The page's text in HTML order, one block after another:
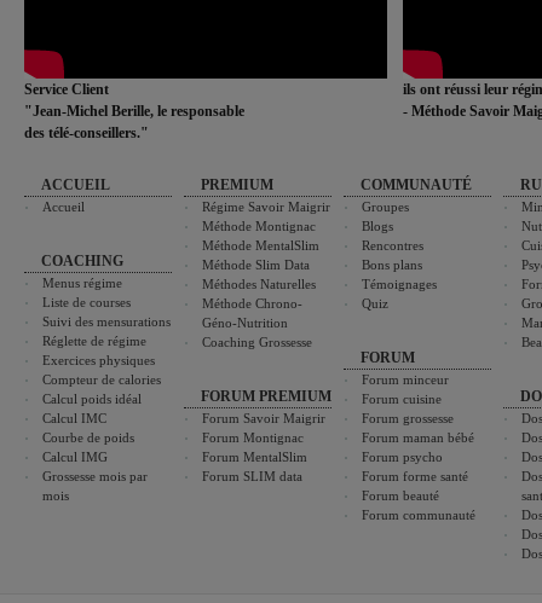
Service Client
"Jean-Michel Berille, le responsable
des télé-conseillers."
ils ont réussi leur
- Méthode Savoir
ACCUEIL
Accueil
COACHING
Menus régime
Liste de courses
Suivi des mensurations
Réglette de régime
Exercices physiques
Compteur de calories
Calcul poids idéal
Calcul IMC
Courbe de poids
Calcul IMG
Grossesse mois par
mois
PREMIUM
Régime Savoir Maigrir
Méthode Montignac
Méthode MentalSlim
Méthode Slim Data
Méthodes Naturelles
Méthode Chrono-
Géno-Nutrition
Coaching Grossesse
FORUM PREMIUM
Forum Savoir Maigrir
Forum Montignac
Forum MentalSlim
Forum SLIM data
COMMUNAUTÉ
Groupes
Blogs
Rencontres
Bons plans
Témoignages
Quiz
FORUM
Forum minceur
Forum cuisine
Forum grossesse
Forum maman bébé
Forum psycho
Forum forme santé
Forum beauté
Forum communauté